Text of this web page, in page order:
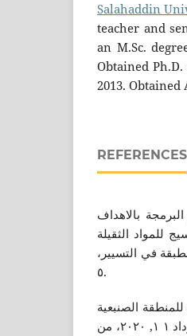
Salahaddin
teacher and
an M.Sc.
Obtained
2013.
REFERENCES
خيرة، ٢٠١٣، استخدام البرمجة بالاهداف
للمواد الثقيلة
في التسيير،
٥.
التأثيرات البيئية للمنطقة الصنبعية